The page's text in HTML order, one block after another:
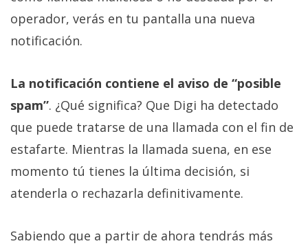
operador, verás en tu pantalla una nueva
notificación.
La notificación contiene el aviso de “posible
spam”. ¿Qué significa? Que Digi ha detectado
que puede tratarse de una llamada con el fin de
estafarte. Mientras la llamada suena, en ese
momento tú tienes la última decisión, si
atenderla o rechazarla definitivamente.
Sabiendo que a partir de ahora tendrás más